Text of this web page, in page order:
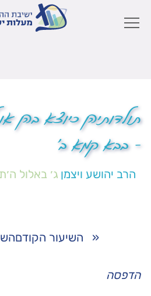
תולדותיהן כיוצא בהן
– בבא קמא ב'
הרב יהושע ויצמן ג׳ באלול
« השיעור הקודם
הדפסה